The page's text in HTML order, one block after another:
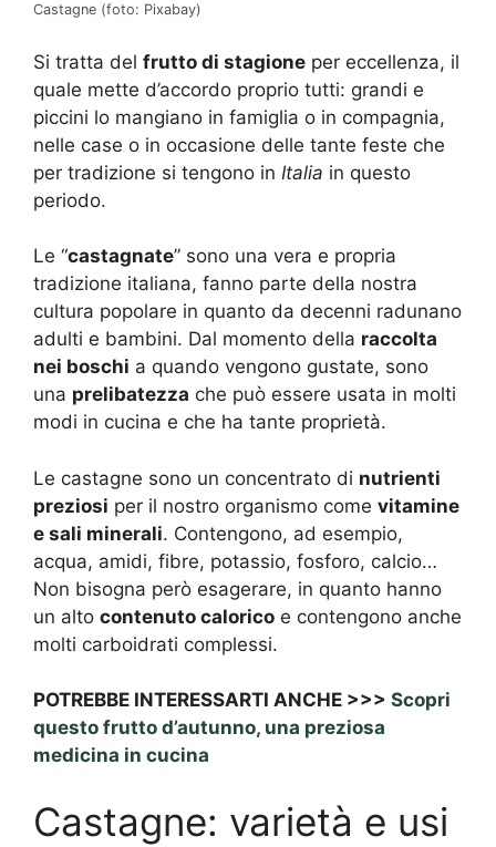
Castagne (foto: Pixabay)
Si tratta del frutto di stagione per eccellenza, il
quale mette d’accordo proprio tutti: grandi e
piccini lo mangiano in famiglia o in compagnia,
nelle case o in occasione delle tante feste che
per tradizione si tengono in Italia in questo
periodo.
Le “castagnate” sono una vera e propria
tradizione italiana, fanno parte della nostra
cultura popolare in quanto da decenni radunano
adulti e bambini. Dal momento della raccolta
nei boschi a quando vengono gustate, sono
una prelibatezza che può essere usata in molti
modi in cucina e che ha tante proprietà.
Le castagne sono un concentrato di nutrienti
preziosi per il nostro organismo come vitamine
e sali minerali. Contengono, ad esempio,
acqua, amidi, fibre, potassio, fosforo, calcio…
Non bisogna però esagerare, in quanto hanno
un alto contenuto calorico e contengono anche
molti carboidrati complessi.
POTREBBE INTERESSARTI ANCHE >>> Scopri
questo frutto d’autunno, una preziosa
medicina in cucina
Castagne: varietà e usi